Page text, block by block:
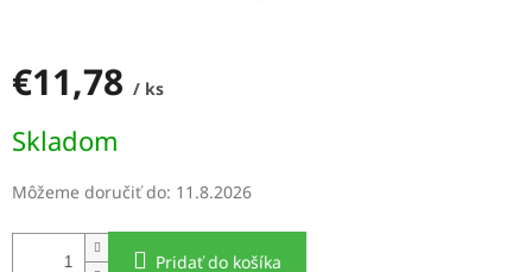
€11,78 / ks
cena:
Skladom
Môžeme doručiť do: 11.8.2026
Pridať do košíka